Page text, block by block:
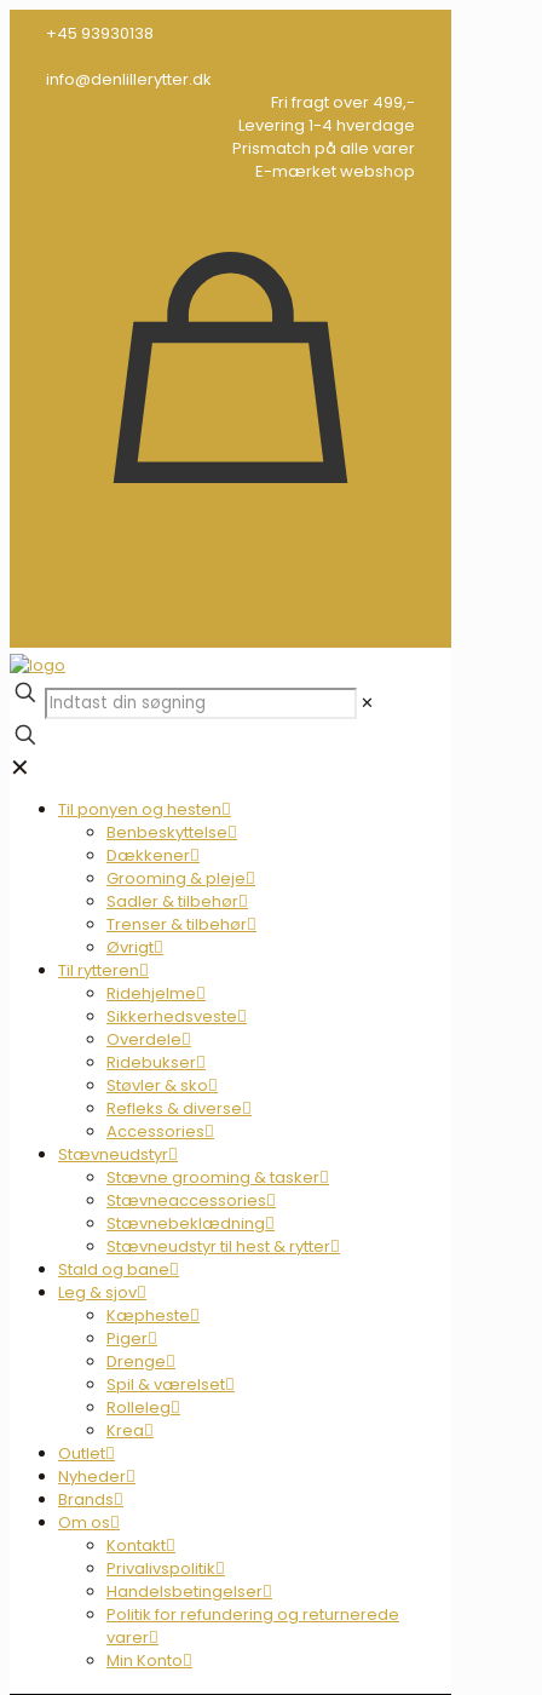
+45 93930138
info@denlillerytter.dk
Fri fragt over 499,-
Levering 1-4 hverdage
Prismatch på alle varer
E-mærket webshop
✕
✕
Til ponyen og hesten
Benbeskyttelse
Dækkener
Grooming & pleje
Sadler & tilbehør
Trenser & tilbehør
Øvrigt
Til rytteren
Ridehjelme
Sikkerhedsveste
Overdele
Ridebukser
Støvler & sko
Refleks & diverse
Accessories
Stævneudstyr
Stævne grooming & tasker
Stævneaccessories
Stævnebeklædning
Stævneudstyr til hest & rytter
Stald og bane
Leg & sjov
Kæpheste
Piger
Drenge
Spil & værelset
Rolleleg
Krea
Outlet
Nyheder
Brands
Om os
Kontakt
Privalivspolitik
Handelsbetingelser
Politik for refundering og returnerede
varer
Min Konto